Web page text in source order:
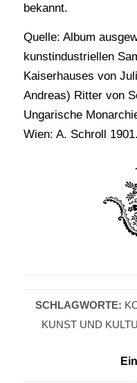
bekannt.
Quelle: Album
kunstindustriellen
Kaiserhauses von
Andreas) Ritter von
Ungarische
Wien: A. Schroll 1901.
SCHLAGWORTE:
KUNST UND